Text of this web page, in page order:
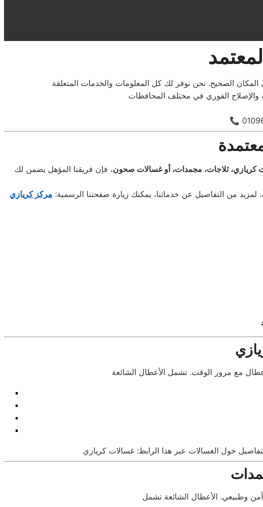
الصحيح. نحن نوفر لك كل المعلومات والخدمات المتعلقة
📞
كريازي، ثلاجات، مجمدات، أو غسالات صحون، فإن فريقنا المؤهل يضمن لك
من التفاصيل عن خدماتنا، يمكنك زيارة صفحتنا الرسمية: مركز كريازي